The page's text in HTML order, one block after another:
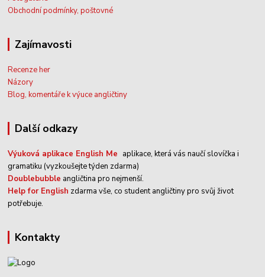
Obchodní podmínky, poštovné
Zajímavosti
Recenze her
Názory
Blog, komentáře k výuce angličtiny
Další odkazy
Výuková aplikace English Me aplikace, která vás naučí slovíčka i
gramatiku (vyzkoušejte týden zdarma)
Doublebubble angličtina pro nejmenší.
Help for English zdarma vše, co student angličtiny pro svůj život
potřebuje.
kontakty